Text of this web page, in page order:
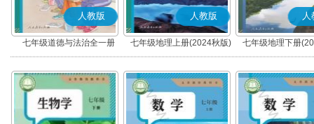
人教版
七年级道德与法治全一册
(2025秋版)(部编版)
人教版
七年级地理上册(2024秋版)
人
七年级地理下册